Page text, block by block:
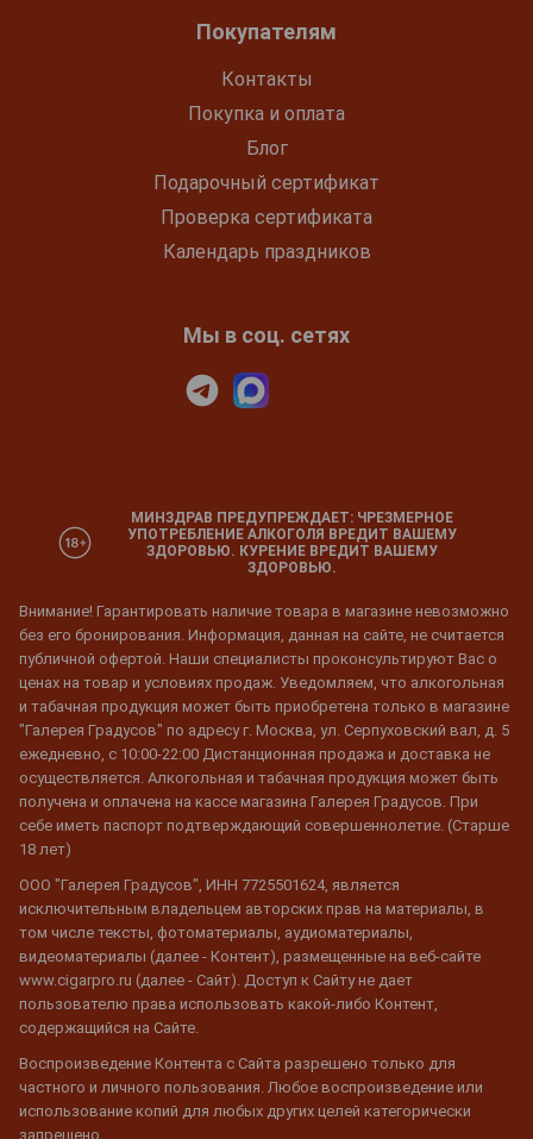
Покупателям
Контакты
Покупка и оплата
Блог
Подарочный сертификат
Проверка сертификата
Календарь праздников
Мы в соц. сетях
МИНЗДРАВ ПРЕДУПРЕЖДАЕТ: ЧРЕЗМЕРНОЕ
УПОТРЕБЛЕНИЕ АЛКОГОЛЯ ВРЕДИТ ВАШЕМУ
ЗДОРОВЬЮ. КУРЕНИЕ ВРЕДИТ ВАШЕМУ
ЗДОРОВЬЮ.
Внимание! Гарантировать наличие товара в магазине невозможно
без его бронирования. Информация, данная на сайте, не считается
публичной офертой. Наши специалисты проконсультируют Вас о
ценах на товар и условиях продаж. Уведомляем, что алкогольная
и табачная продукция может быть приобретена только в магазине
"Галерея Градусов" по адресу г. Москва, ул. Серпуховский вал, д. 5
ежедневно, с 10:00-22:00 Дистанционная продажа и доставка не
осуществляется. Алкогольная и табачная продукция может быть
получена и оплачена на кассе магазина Галерея Градусов. При
себе иметь паспорт подтверждающий совершеннолетие. (Старше
18 лет)
ООО "Галерея Градусов", ИНН 7725501624, является
исключительным владельцем авторских прав на материалы, в
том числе тексты, фотоматериалы, аудиоматериалы,
видеоматериалы (далее - Контент), размещенные на веб-сайте
www.cigarpro.ru (далее - Сайт). Доступ к Сайту не дает
пользователю права использовать какой-либо Контент,
содержащийся на Сайте.
Воспроизведение Контента с Сайта разрешено только для
частного и личного пользования. Любое воспроизведение или
использование копий для любых других целей категорически
запрещено.